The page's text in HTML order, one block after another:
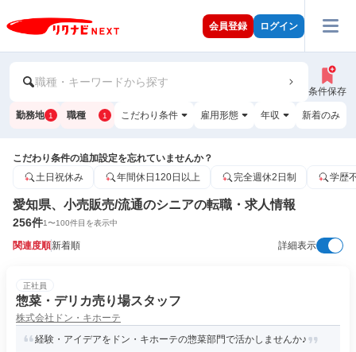
会員登録 ログイン
職種・キーワードから探す
条件保存
勤務地 1 職種 1 こだわり条件 雇用形態 年収 新着のみ
こだわり条件の追加設定を忘れていませんか？
土日祝休み
年間休日120日以上 完全週休2日制 学歴
愛知県、小売販売/流通のシニアの転職・求人情報
256件1〜100件目を表示中
関連度順新着順 詳細表示
正社員
惣菜・デリカ売り場スタッフ
株式会社ドン・キホーテ
経験・アイデアをドン・キホーテの惣菜部門で活かしませんか♪